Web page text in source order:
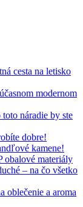
cesta na letisko
modernom
náradie by ste
dobre!
kamene!
obalové materiály
– na čo všetko
oblečenie a aroma